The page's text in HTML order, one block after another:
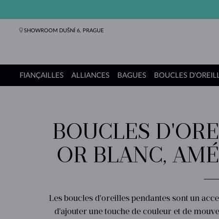
SHOWROOM DUŠNÍ 6, PRAGUE
FIANÇAILLES ALLIANCES BAGUES BOUCLES
BOUCLES
OR BLANC,
Les boucles d'oreilles pendantes sont un
d'ajouter une touche de couleur et de